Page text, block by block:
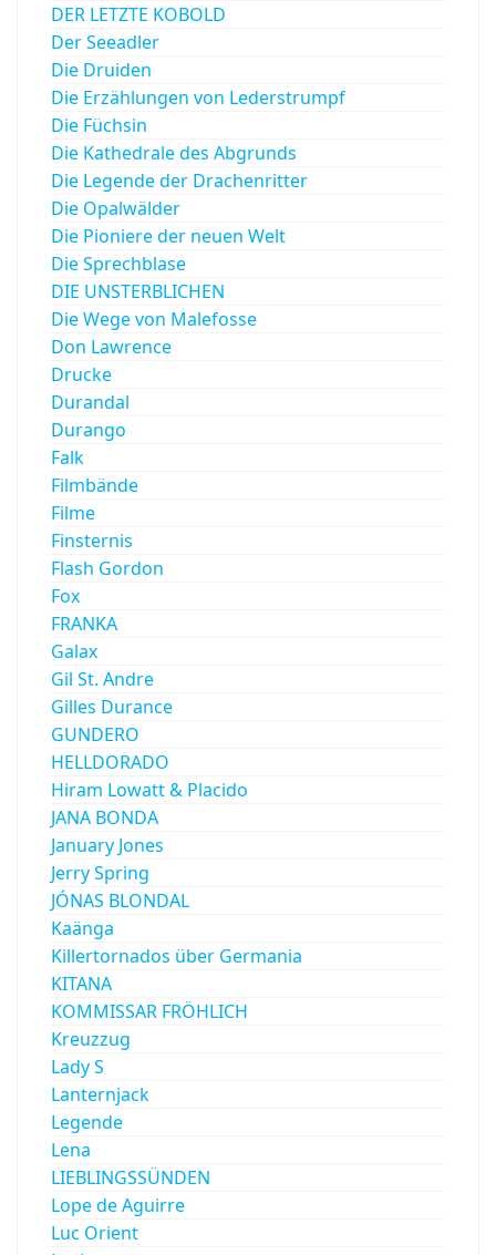
DER LETZTE KOBOLD
Der Seeadler
Die Druiden
Die Erzählungen von Lederstrumpf
Die Füchsin
Die Kathedrale des Abgrunds
Die Legende der Drachenritter
Die Opalwälder
Die Pioniere der neuen Welt
Die Sprechblase
DIE UNSTERBLICHEN
Die Wege von Malefosse
Don Lawrence
Drucke
Durandal
Durango
Falk
Filmbände
Filme
Finsternis
Flash Gordon
Fox
FRANKA
Galax
Gil St. Andre
Gilles Durance
GUNDERO
HELLDORADO
Hiram Lowatt & Placido
JANA BONDA
January Jones
Jerry Spring
JÓNAS BLONDAL
Kaänga
Killertornados über Germania
KITANA
KOMMISSAR FRÖHLICH
Kreuzzug
Lady S
Lanternjack
Legende
Lena
LIEBLINGSSÜNDEN
Lope de Aguirre
Luc Orient